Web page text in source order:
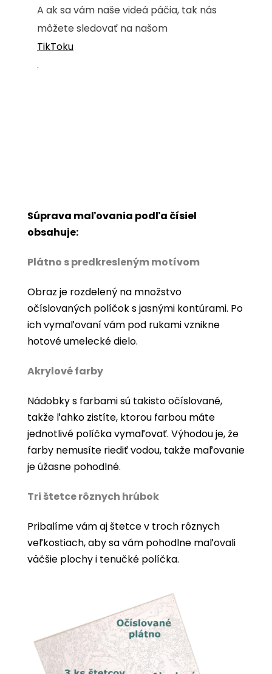
A ak sa vám naše videá páčia, tak nás
môžete sledovať na našom
TikToku
.
Súprava maľovania podľa čísiel
obsahuje:
Plátno s predkresleným motívom
Obraz je rozdelený na množstvo
očíslovaných políčok s jasnými kontúrami. Po
ich vymaľovaní vám pod rukami vznikne
hotové umelecké dielo.
Akrylové farby
Nádobky s farbami sú takisto očíslované,
takže ľahko zistíte, ktorou farbou máte
jednotlivé políčka vymaľovať. Výhodou je, že
farby nemusíte riediť vodou, takže maľovanie
je úžasne pohodlné.
Tri štetce rôznych hrúbok
Pribalíme vám aj štetce v troch rôznych
veľkostiach, aby sa vám pohodlne maľovali
väčšie plochy i tenučké políčka.